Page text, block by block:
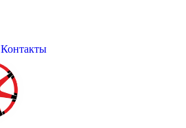
Контакты